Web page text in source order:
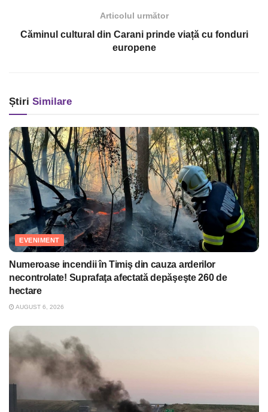
Articolul următor
Căminul cultural din Carani prinde viață cu fonduri
europene
Știri Similare
EVENIMENT
Numeroase incendii în Timiş din cauza arderilor
necontrolate! Suprafaţa afectată depăşeşte 260 de
hectare
AUGUST 6, 2026